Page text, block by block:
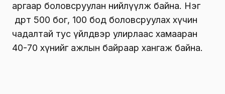
аргаар боловсруулан нийлүүлж байна. Нэг
өдөрт 500 бог, 100 бод боловсруулах хүчин
чадалтай тус үйлдвэр улирлаас хамааран
40-70 хүнийг ажлын байраар хангаж байна.